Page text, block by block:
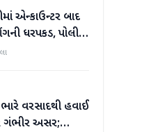
એન્કાઉન્ટર બાદ
ધરપકડ, પોલીસે
ચાંદીના દાગીના
ભારે વરસાદથી હવાઈ
ગંભીર અસર;